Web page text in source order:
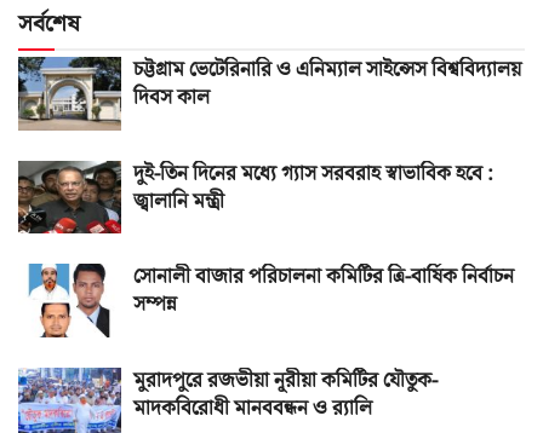
সর্বশেষ
চট্টগ্রাম ভেটেরিনারি ও এনিম্যাল সাইন্সেস বিশ্ববিদ্যালয়
দিবস কাল
দুই-তিন দিনের মধ্যে গ্যাস সরবরাহ স্বাভাবিক হবে :
জ্বালানি মন্ত্রী
সোনালী বাজার পরিচালনা কমিটির ত্রি-বার্ষিক নির্বাচন
সম্পন্ন
মুরাদপুরে রজভীয়া নূরীয়া কমিটির যৌতুক-
মাদকবিরোধী মানববন্ধন ও র‌্যালি